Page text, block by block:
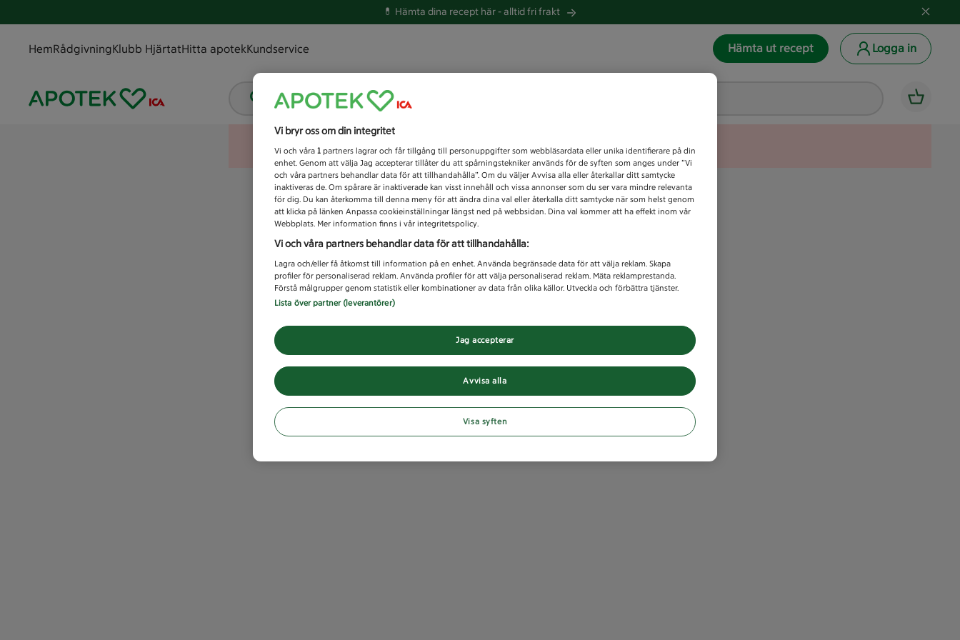
💊 Hämta dina recept här -alltid fri frakt
HemRådgivningKlubb HjärtatHitta apotekKundservice Hämta ut recept Logga in
Vad letar du efter idag?
Unknown error
Vi bryr oss om din integritet
Vi och våra 1 partners lagrar och får tillgång till personuppgifter som webbläsardata eller unika identifierare på din
enhet. Genom att välja Jag accepterar tillåter du att spårningstekniker används för de syften som anges under ”Vi
och våra partners behandlar data för att tillhandahålla”. Om du väljer Avvisa alla eller återkallar ditt samtycke
inaktiveras de. Om spårare är inaktiverade kan visst innehåll och vissa annonser som du ser vara mindre relevanta
för dig. Du kan återkomma till denna meny för att ändra dina val eller återkalla ditt samtycke när som helst genom
att klicka på länken Anpassa cookieinställningar längst ned på webbsidan. Dina val kommer att ha effekt inom vår
Webbplats. Mer information finns i vår integritetspolicy.
Vi och våra partners behandlar data för att tillhandahålla:
Lagra och/eller få åtkomst till information på en enhet. Använda begränsade data för att välja reklam. Skapa
profiler för personaliserad reklam. Använda profiler för att välja personaliserad reklam. Mäta reklamprestanda.
Förstå målgrupper genom statistik eller kombinationer av data från olika källor. Utveckla och förbättra tjänster.
Lista över partner (leverantörer)
Avvisa alla
Jag accepterar
Visa syften